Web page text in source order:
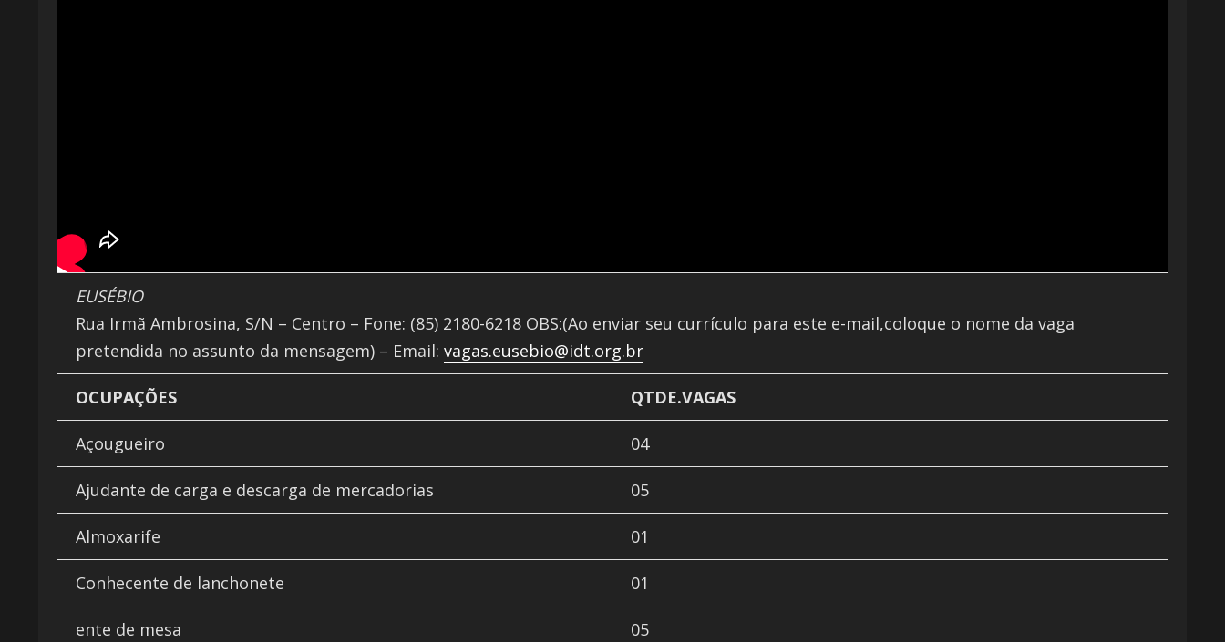
EUSÉBIO
Rua Irmã Ambrosina, S/N – Centro – Fone: (85) 2180-6218 OBS:(Ao enviar seu currículo para este e-mail,coloque o nome da vaga
pretendida no assunto da mensagem) – Email: vagas.eusebio@idt.org.br
OCUPAÇÕES QTDE.VAGAS
Açougueiro 04
Ajudante de carga e descarga de mercadorias 05
Almoxarife 01
Conhecente de lanchonete 01
ente de mesa 05